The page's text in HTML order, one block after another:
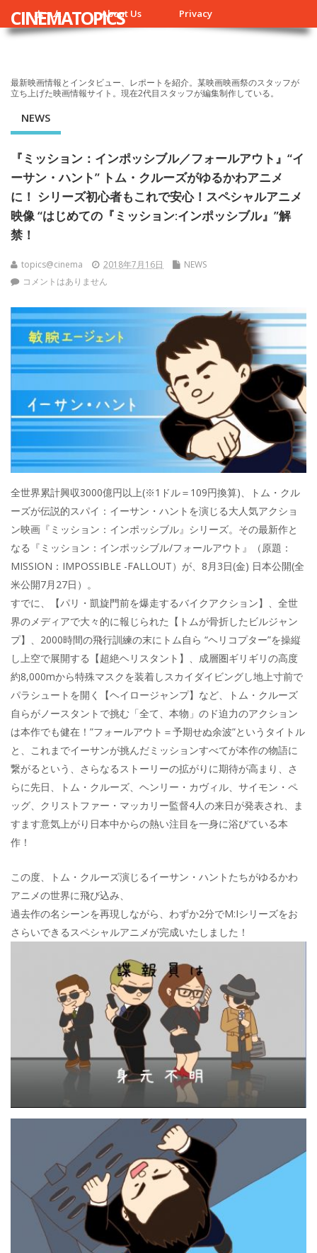
ホーム About Us Privacy
CINEMATOPICS
最新映画情報とインタビュー、レポートを紹介。某映画映画祭のスタッフが
立ち上げた映画情報サイト。現在2代目スタッフが編集制作している。
NEWS
『ミッション：インポッシブル／フォールアウト』“イ
ーサン・ハント” トム・クルーズがゆるかわアニメ
に！ シリーズ初心者もこれで安心！スペシャルアニメ
映像 “はじめての『ミッション:インポッシブル』”解
禁！
topics@cinema 2018年7月16日
NEWS
コメントはありません
全世界累計興収3000億円以上(※1ドル＝109円換算)、トム・クル
ーズが伝説的スパイ：イーサン・ハントを演じる大人気アクショ
ン映画『ミッション：インポッシブル』シリーズ。その最新作と
なる『ミッション：インポッシブル/フォールアウト』（原題：
MISSION：IMPOSSIBLE -FALLOUT）が、8月3日(金) 日本公開(全
米公開7月27日）。
すでに、【パリ・凱旋門前を爆走するバイクアクション】、全世
界のメディアで大々的に報じられた【トムが骨折したビルジャン
プ】、2000時間の飛行訓練の末にトム自ら “ヘリコプター”を操縦
し上空で展開する【超絶ヘリスタント】、成層圏ギリギリの高度
約8,000mから特殊マスクを装着しスカイダイビングし地上寸前で
パラシュートを開く【ヘイロージャンプ】など、トム・クルーズ
自らがノースタントで挑む「全て、本物」のド迫力のアクション
は本作でも健在！”フォールアウト＝予期せぬ余波”というタイトル
と、これまでイーサンが挑んだミッションすべてが本作の物語に
繋がるという、さらなるストーリーの拡がりに期待が高まり、さ
らに先日、トム・クルーズ、ヘンリー・カヴィル、サイモン・ペ
ッグ、クリストファー・マッカリー監督4人の来日が発表され、ま
すます意気上がり日本中からの熱い注目を一身に浴びている本
作！
この度、トム・クルーズ演じるイーサン・ハントたちがゆるかわ
アニメの世界に飛び込み、
過去作の名シーンを再現しながら、わずか2分でM:Iシリーズをお
さらいできるスペシャルアニメが完成いたしました！